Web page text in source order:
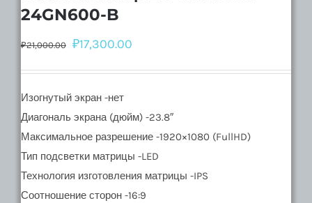
24GN600-B
₽21,000.00 ₽17,300.00
Изогнутый экран -нет
Диагональ экрана (дюйм) -23.8″
Максимальное разрешение -1920×1080 (FullHD)
Тип подсветки матрицы -LED
Технология изготовления матрицы -IPS
Соотношение сторон -16:9